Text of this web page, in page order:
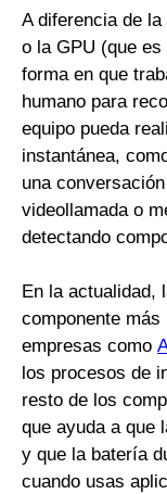
A diferencia de
o la GPU (que
forma en que
humano para
equipo pueda
instantánea,
una
videollamada o
detectando
En la actualidad,
componente
empresas como
los procesos de
resto de los
que ayuda a que
y que la batería
cuando usas